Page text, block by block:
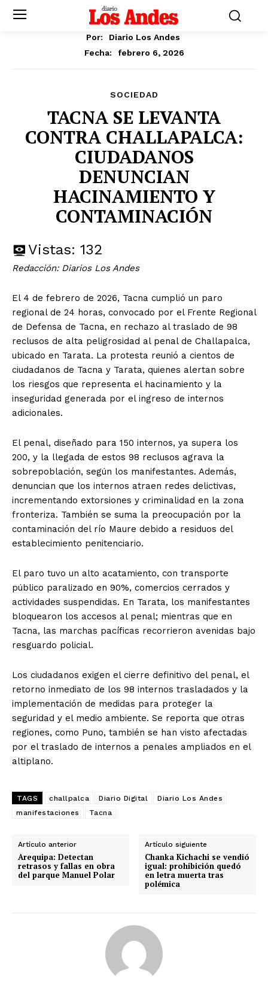
Por:
Diario Los Andes
Fecha:
febrero 6, 2026
SOCIEDAD
TACNA SE LEVANTA
CONTRA CHALLAPALCA:
CIUDADANOS
DENUNCIAN
HACINAMIENTO Y
CONTAMINACIÓN
Vistas: 132
Redacción: Diarios Los Andes
El 4 de febrero de 2026, Tacna cumplió un paro
regional de 24 horas, convocado por el Frente Regional
de Defensa de Tacna, en rechazo al traslado de 98
reclusos de alta peligrosidad al penal de Challapalca,
ubicado en Tarata. La protesta reunió a cientos de
ciudadanos de Tacna y Tarata, quienes alertan sobre
los riesgos que representa el hacinamiento y la
inseguridad generada por el ingreso de internos
adicionales.
El penal, diseñado para 150 internos, ya supera los
200, y la llegada de estos 98 reclusos agrava la
sobrepoblación, según los manifestantes. Además,
denuncian que los internos atraen redes delictivas,
incrementando extorsiones y criminalidad en la zona
fronteriza. También se suma la preocupación por la
contaminación del río Maure debido a residuos del
establecimiento penitenciario.
El paro tuvo un alto acatamiento, con transporte
público paralizado en 90%, comercios cerrados y
actividades suspendidas. En Tarata, los manifestantes
bloquearon los accesos al penal; mientras que en
Tacna, las marchas pacíficas recorrieron avenidas bajo
resguardo policial.
Los ciudadanos exigen el cierre definitivo del penal, el
retorno inmediato de los 98 internos trasladados y la
implementación de medidas para proteger la
seguridad y el medio ambiente. Se reporta que otras
regiones, como Puno, también se han visto afectadas
por el traslado de internos a penales ampliados en el
altiplano.
TAGS challpalca Diario Digital
Diario Los Andes
manifestaciones
Tacna
Artículo anterior
Arequipa: Detectan
retrasos y fallas en obra
del parque Manuel Polar
Artículo siguiente
Chanka Kichachi se vendió
igual: prohibición quedó
en letra muerta tras
polémica